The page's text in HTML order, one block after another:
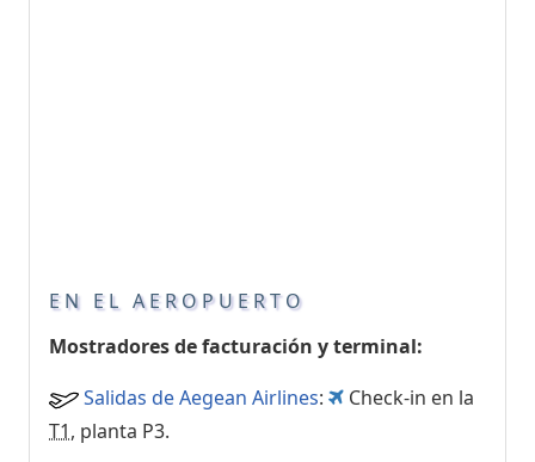
EN EL AEROPUERTO
Mostradores de facturación y terminal:
Salidas de Aegean Airlines:
Check-in en la
T1, planta P3.